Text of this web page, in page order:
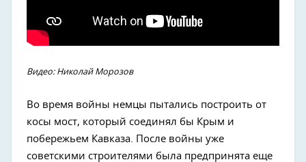
Видео: Николай Морозов
Во время войны немцы пытались построить от
косы мост, который соединял бы Крым и
побережьем Кавказа. После войны уже
советскими строителями была предпринята еще